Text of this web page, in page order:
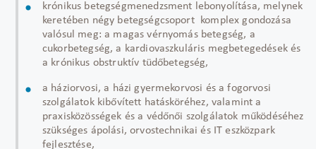
krónikus betegségmenedzsment lebonyolítása, melynek
keretében négy betegségcsoport komplex gondozása
valósul meg: a magas vérnyomás betegség, a
cukorbetegség, a kardiovaszkuláris megbetegedések és
a krónikus obstruktív tüdőbetegség,
a háziorvosi, a házi gyermekorvosi és a fogorvosi
szolgálatok kibővített hatásköréhez, valamint a
praxisközösségek és a védőnői szolgálatok működéséhez
szükséges ápolási, orvostechnikai és IT eszközpark
fejlesztése,